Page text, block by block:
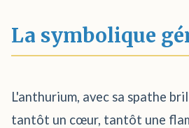
La symbolique
L'anthurium, avec sa spathe
tantôt un cœur, tantôt une